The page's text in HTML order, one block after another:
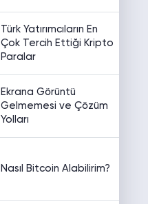
Türk Yatırımcıların En
Çok Tercih Ettiği Kripto
Paralar
Ekrana Görüntü
Gelmemesi ve Çözüm
Yolları
Nasıl Bitcoin Alabilirim?